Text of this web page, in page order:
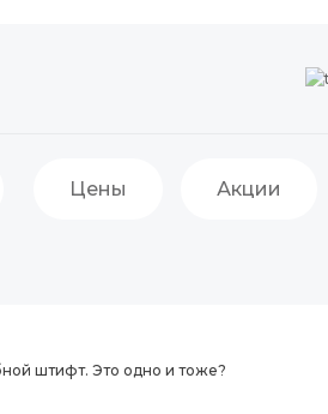
Цены Акции
штифт. Это одно и тоже?